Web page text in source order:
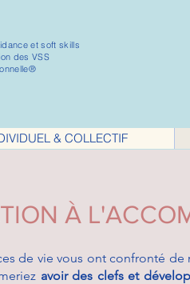
et soft skills
des VSS
& COLLECTIF
À
de vie vous ont confronté
avoir des clefs et